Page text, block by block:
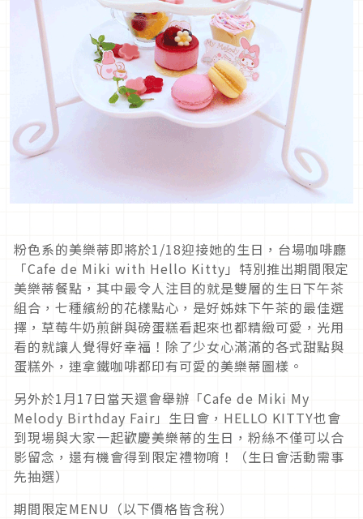
粉色系的美樂蒂即將於1/18迎接她的生日，台場咖啡廳
「Cafe de Miki with Hello Kitty」特別推出期間限定
美樂蒂餐點，其中最令人注目的就是雙層的生日下午茶
組合，七種繽紛的花樣點心，是好姊妹下午茶的最佳選
擇，草莓牛奶煎餅與磅蛋糕看起來也都精緻可愛，光用
看的就讓人覺得好幸福！除了少女心滿滿的各式甜點與
蛋糕外，連拿鐵咖啡都印有可愛的美樂蒂圖樣。
另外於1月17日當天還會舉辦「Cafe de Miki My
Melody Birthday Fair」生日會，HELLO KITTY也會
到現場與大家一起歡慶美樂蒂的生日，粉絲不僅可以合
影留念，還有機會得到限定禮物唷！（生日會活動需事
先抽選）
期間限定MENU（以下價格皆含稅）